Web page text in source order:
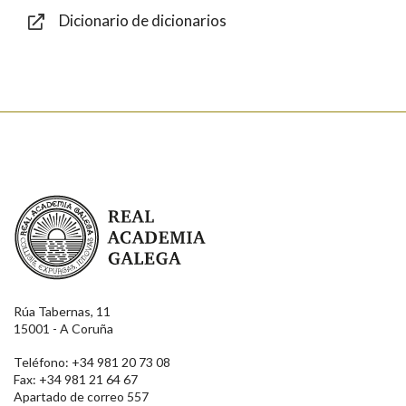
Dicionario de dicionarios
Real Academia Galega
Rúa Tabernas, 11
15001 - A Coruña
Teléfono: +34 981 20 73 08
Fax: +34 981 21 64 67
Apartado de correo 557